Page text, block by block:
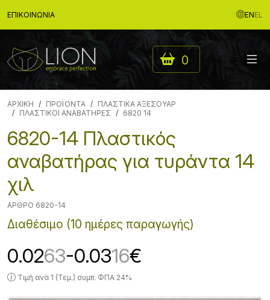
ΕΠΙΚΟΙΝΩΝΊΑ ENEL
0
ΑΡΧΙΚΉ ΠΡΟΪΟΝΤΑ
ΠΛΑΣΤΙΚΑ ΑΞΕΣΟΥΑΡ
ΠΛΑΣΤΙΚΟΙ ΑΝΑΒΑΤΗΡΕΣ
6820 14
6820-14 Πλαστικός
αναβατήρας για τυράντα 14
χιλ
ΆΡΘΡΟ 6820-14
Διαθέσιμο (10 ημέρες παραγωγής)
0.0263-0.0316€
Τιμή ανά 1 (Τεμ.) συμπ. ΦΠΑ 24%